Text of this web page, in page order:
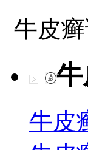
牛皮
牛皮